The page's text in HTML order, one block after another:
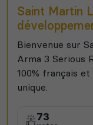
Saint Martin
Bienvenue sur
Arma 3 Serious
100% français
unique.
73